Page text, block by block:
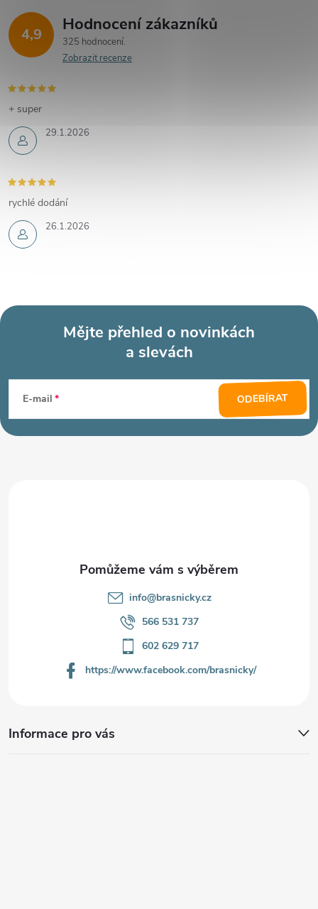
4,9 Hodnocení zákazníků
325 hodnocení
Zobrazit recenze
29.1.2026
+ super
26.1.2026
rychlé dodání
p
Mějte přehled o novinkách
a slevách
E-mail ODEBÍRAT
info@brasnicky.cz
566 531 737
602 629 717
https://www.facebook.com/brasnicky/
Informace pro vás